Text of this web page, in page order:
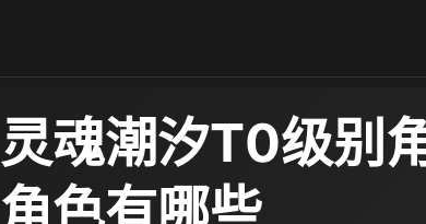
灵魂潮汐T0级别
角色有哪些